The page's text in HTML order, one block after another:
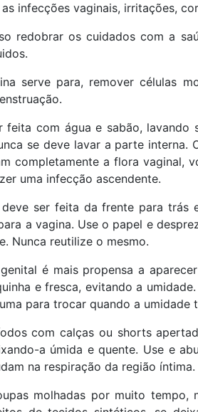
infecções vaginais, irritações,
redobrar os cuidados com a
serve para, remover células
feita com água e sabão, lavando
se deve lavar a parte interna.
completamente a flora vaginal,
uma infecção ascendente.
ser feita da frente para trás
a vagina. Use o papel e
Nunca reutilize o mesmo.
é mais propensa a
e fresca, evitando a
para trocar quando a umidade
com calças ou shorts
a úmida e quente. Use e
na respiração da região íntima.
molhadas por muito tempo,